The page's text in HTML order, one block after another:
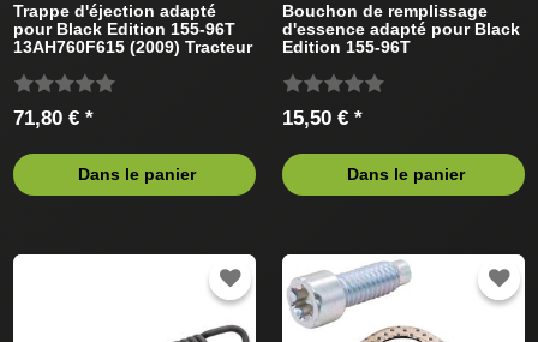
Trappe d'éjection adapté
pour Black Edition 155-96T
13AH760F615 (2009) Tracteur
71,80 € *
Dans le panier
Bouchon de remplissage
d'essence adapté pour Black
Edition 155-96T
de pelouse
15,50 € *
Dans le panier